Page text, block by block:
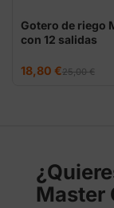
Gotero de riego
con 12 salidas
25,00€
El
precio
18,80 €
El
precio
Master